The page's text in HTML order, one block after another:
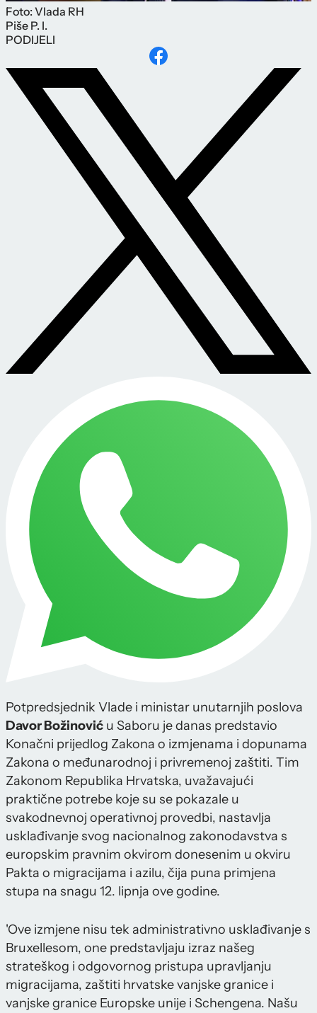
Foto: Vlada RH
Piše P. I.
PODIJELI
Potpredsjednik Vlade i ministar unutarnjih poslova
Davor Božinović u Saboru je danas predstavio
Konačni prijedlog Zakona o izmjenama i dopunama
Zakona o međunarodnoj i privremenoj zaštiti. Tim
Zakonom Republika Hrvatska, uvažavajući
praktične potrebe koje su se pokazale u
svakodnevnoj operativnoj provedbi, nastavlja
usklađivanje svog nacionalnog zakonodavstva s
europskim pravnim okvirom donesenim u okviru
Pakta o migracijama i azilu, čija puna primjena
stupa na snagu 12. lipnja ove godine.
'Ove izmjene nisu tek administrativno usklađivanje s
Bruxellesom, one predstavljaju izraz našeg
strateškog i odgovornog pristupa upravljanju
migracijama, zaštiti hrvatske vanjske granice i
vanjske granice Europske unije i Schengena. Našu